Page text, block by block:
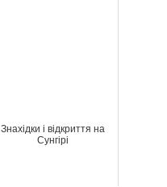
Знахідки і відкриття на
Сунгірі